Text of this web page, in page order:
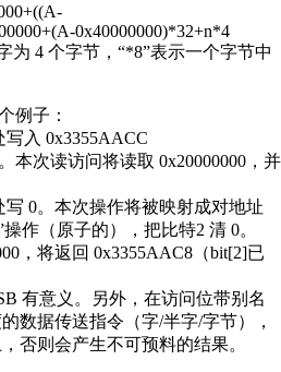
0x40000000)*32+n*4
4 个字节，“*8”表示一个字节中
例子：
入 0x3355AACC
次读访问将读取 0x20000000，并
0。本次操作将被映射成对地址
作（原子的），把比特2 清 0。
，将返回 0x3355AAC8（bit[2]已
有意义。另外，在访问位带别名
数据传送指令（字/半字/字节），
否则会产生不可预料的结果。